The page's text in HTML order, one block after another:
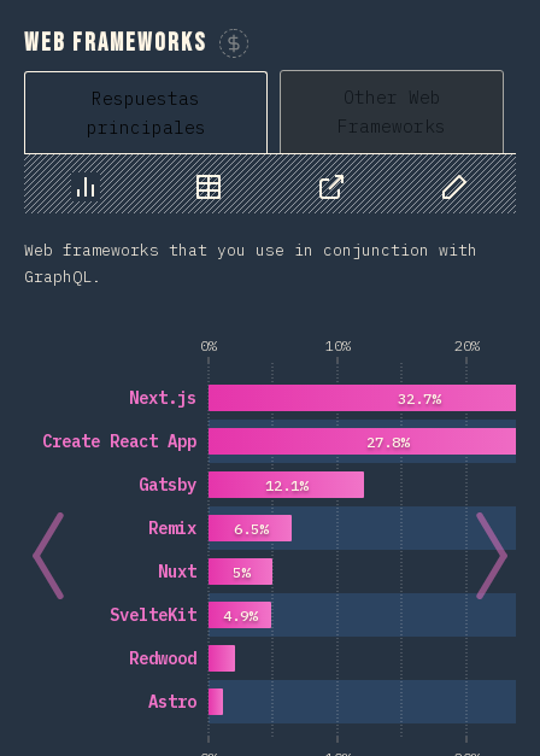
Web Frameworks
Patrocina esta gráfico
Respuestas
principales
Other Web
Frameworks
Gráfico Datos Compartir
Datos
Web frameworks that you use in conjunction with
GraphQL.
0% 10% 20%
Astro
Redwood
SvelteKit
Nuxt
Remix
Gatsby
Create React App
Next.js
4.9%
5%
6.5%
12.1%
27.8%
32.7%